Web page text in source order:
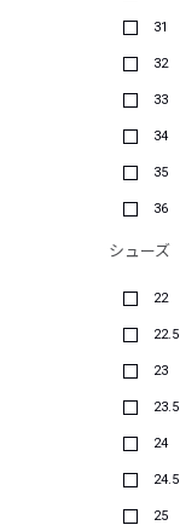
31
32
33
34
35
36
シューズ
22
22.5
23
23.5
24
24.5
25